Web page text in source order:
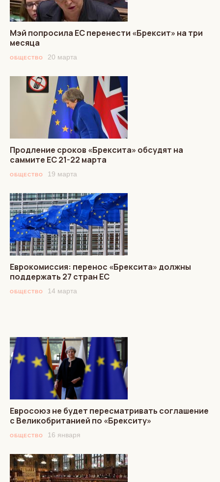
Мэй попросила ЕС перенести «Брексит» на три
месяца
ОБЩЕСТВО 20 марта
Продление сроков «Брексита» обсудят на
саммите ЕС 21-22 марта
ОБЩЕСТВО 19 марта
Еврокомиссия: перенос «Брексита» должны
поддержать 27 стран ЕС
ОБЩЕСТВО 14 марта
Евросоюз не будет пересматривать соглашение
с Великобританией по «Брекситу»
ОБЩЕСТВО 16 января